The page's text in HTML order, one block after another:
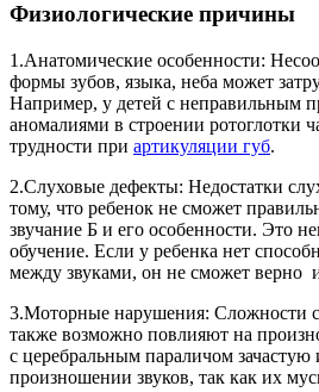
Физиологические причины
1.Анатомические особенности:
формы зубов, языка, неба может
Например, у детей с неправильным
аномалиями в строении ротоглотки
трудности при артикуляции губ.
2.Слуховые дефекты: Недостатки
тому, что ребенок не сможет
звучание Б и его особенности. Это
обучение. Если у ребенка нет
между звуками, он не сможет верно
3.Моторные нарушения: Сложности
также возможно повлияют на
с церебральным параличом зачастую
произношении звуков, так как их